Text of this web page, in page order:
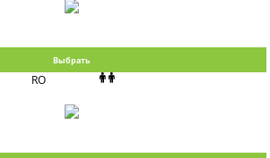
Выбрать
RO